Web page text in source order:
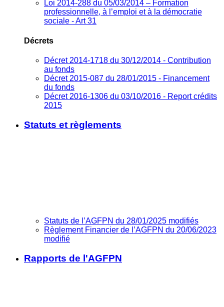
Loi 2014-288 du 05/03/2014 – Formation
professionnelle, à l’emploi et à la démocratie
sociale - Art 31
Décrets
Décret 2014-1718 du 30/12/2014 - Contribution
au fonds
Décret 2015-087 du 28/01/2015 - Financement
du fonds
Décret 2016-1306 du 03/10/2016 - Report crédits
2015
Statuts et règlements
Statuts de l’AGFPN du 28/01/2025 modifiés
Règlement Financier de l’AGFPN du 20/06/2023
modifié
Rapports de l'AGFPN